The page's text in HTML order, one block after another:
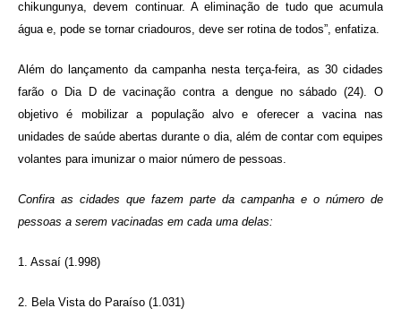
chikungunya, devem continuar. A eliminação de tudo que acumula
água e, pode se tornar criadouros, deve ser rotina de todos”, enfatiza.
Além do lançamento da campanha nesta terça-feira, as 30 cidades
farão o Dia D de vacinação contra a dengue no sábado (24). O
objetivo é mobilizar a população alvo e oferecer a vacina nas
unidades de saúde abertas durante o dia, além de contar com equipes
volantes para imunizar o maior número de pessoas.
Confira as cidades que fazem parte da campanha e o número de
pessoas a serem vacinadas em cada uma delas:
1. Assaí (1.998)
2. Bela Vista do Paraíso (1.031)